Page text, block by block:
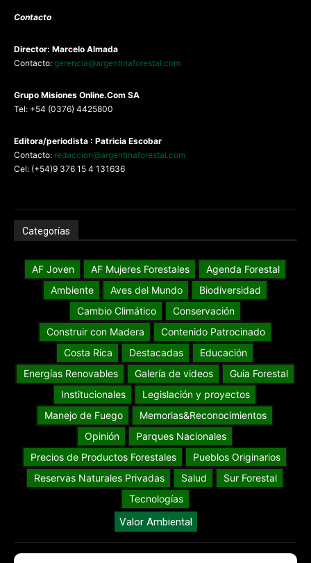
Contacto
Director: Marcelo Almada
Contacto: gerencia@argentinaforestal.com
Grupo Misiones Online.Com SA
Tel: +54 (0376) 4425800
Editora/periodista : Patricia Escobar
Contacto: redaccion@argentinaforestal.com
Cel: (+54)9 376 15 4 131636
Categorías
AF Joven AF Mujeres Forestales
Agenda Forestal
Ambiente
Aves del Mundo
Biodiversidad
Cambio Climático
Conservación
Construir con Madera
Contenido Patrocinado
Costa Rica
Destacadas
Educación
Energías Renovables
Galería de videos
Guia Forestal
Institucionales
Legislación y proyectos
Manejo de Fuego
Memorias&Reconocimientos
Opinión
Parques Nacionales
Precios de Productos Forestales
Pueblos Originarios
Reservas Naturales Privadas
Salud
Sur Forestal
Tecnologías
Valor Ambiental